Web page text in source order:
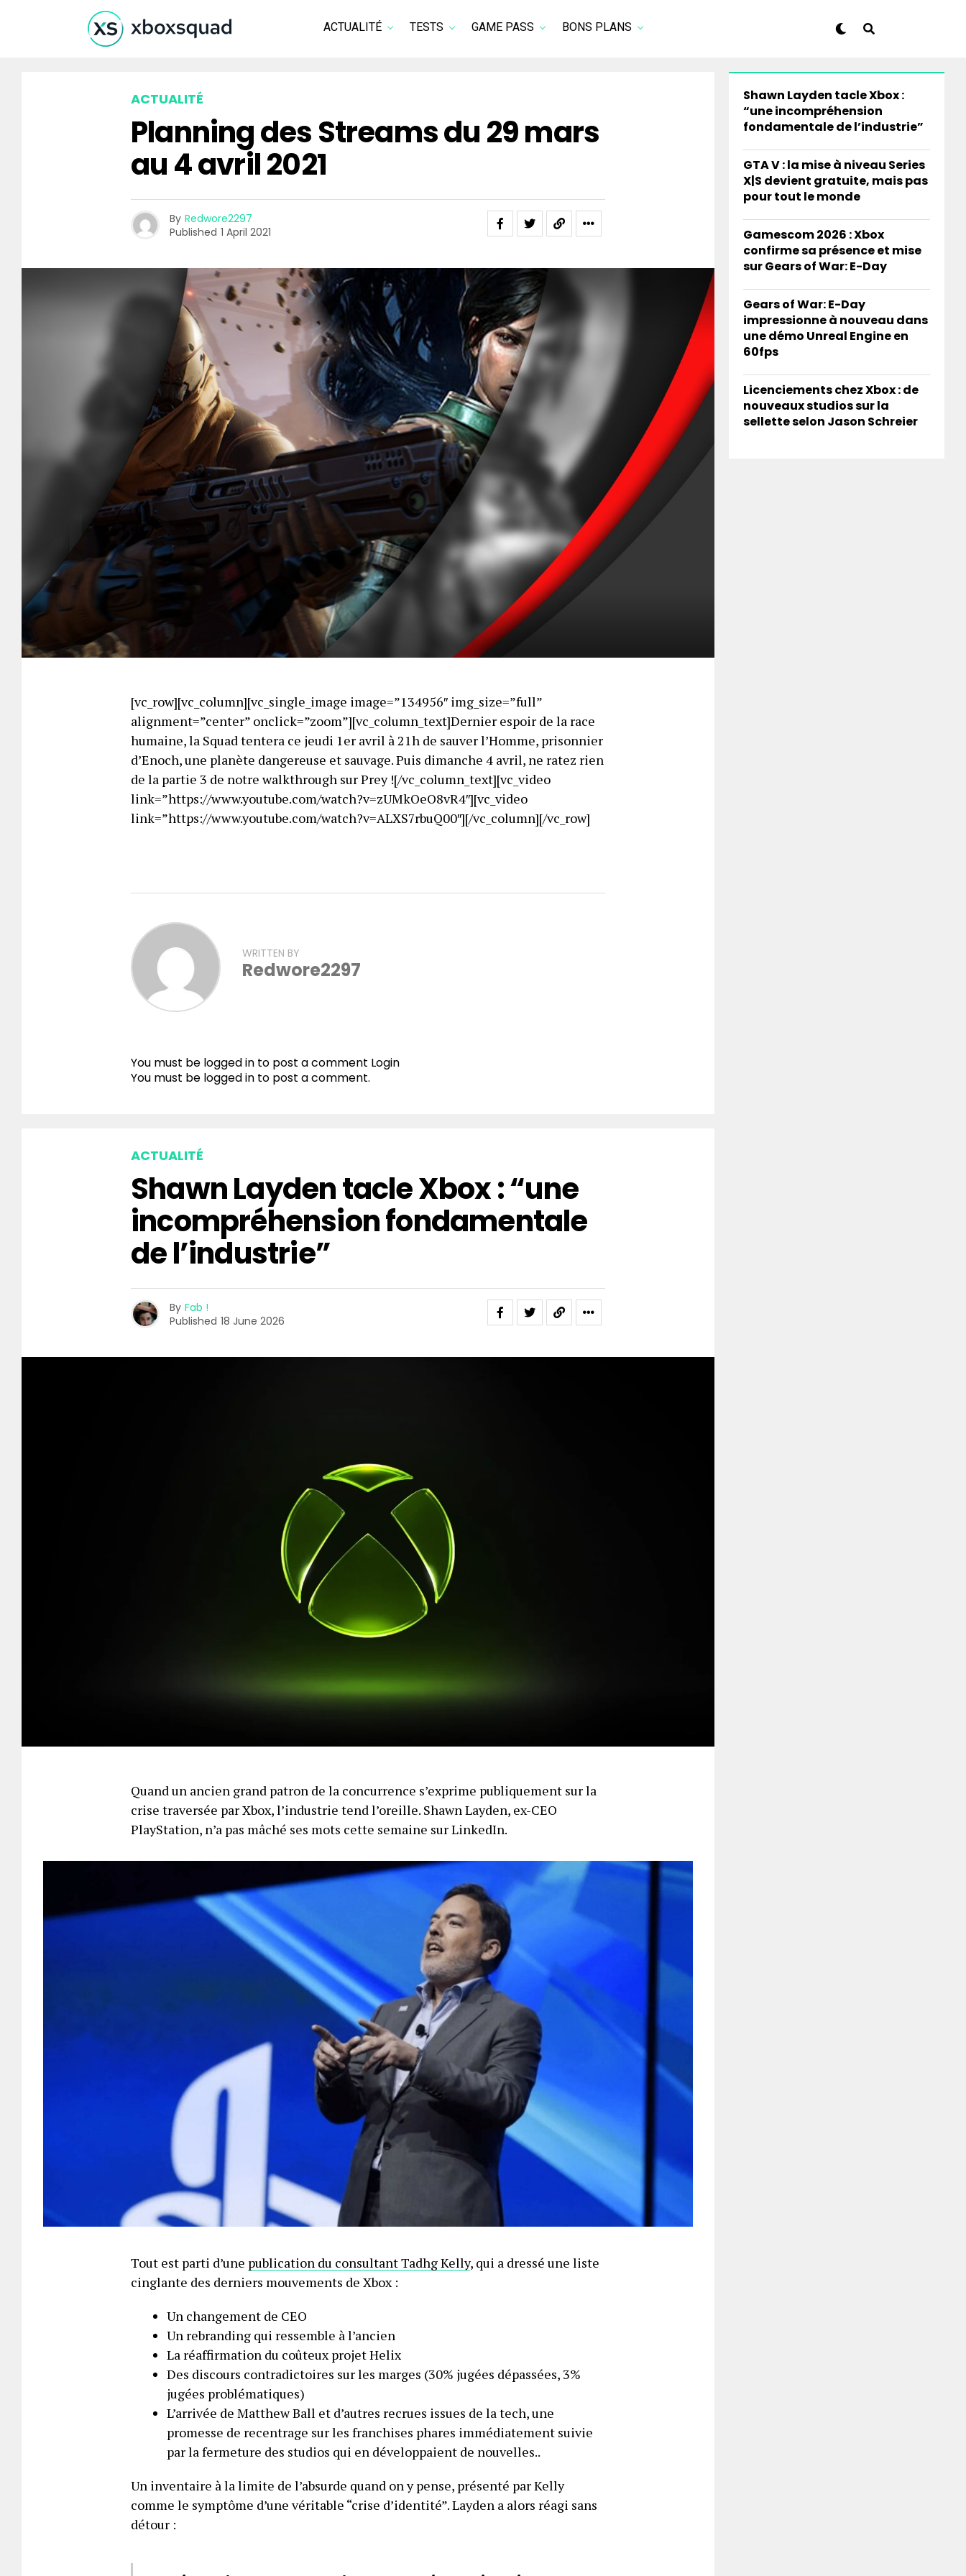
ACTUALITÉ TESTS GAME PASS BONS PLANS
ACTUALITÉ
Planning des Streams du 29 mars
au 4 avril 2021
By Redwore2297
Published 1 April 2021
[vc_row][vc_column][vc_single_image image=”134956″ img_size=”full”
alignment=”center” onclick=”zoom”][vc_column_text]Dernier espoir de la race
humaine, la Squad tentera ce jeudi 1er avril à 21h de sauver l’Homme, prisonnier
d’Enoch, une planète dangereuse et sauvage. Puis dimanche 4 avril, ne ratez rien
de la partie 3 de notre walkthrough sur Prey ![/vc_column_text][vc_video
link=”https://www.youtube.com/watch?v=zUMkOeO8vR4″][vc_video
link=”https://www.youtube.com/watch?v=ALXS7rbuQ00″][/vc_column][/vc_row]
WRITTEN BY
Redwore2297
You must be logged in to post a comment Login
You must be logged in to post a comment.
ACTUALITÉ
Shawn Layden tacle Xbox : “une
incompréhension fondamentale
de l’industrie”
By Fab !
Published 18 June 2026
Quand un ancien grand patron de la concurrence s’exprime publiquement sur la
crise traversée par Xbox, l’industrie tend l’oreille. Shawn Layden, ex-CEO
PlayStation, n’a pas mâché ses mots cette semaine sur LinkedIn.
Tout est parti d’une publication du consultant Tadhg Kelly, qui a dressé une liste
cinglante des derniers mouvements de Xbox :
Un changement de CEO
Un rebranding qui ressemble à l’ancien
La réaffirmation du coûteux projet Helix
Des discours contradictoires sur les marges (30% jugées dépassées, 3%
jugées problématiques)
L’arrivée de Matthew Ball et d’autres recrues issues de la tech, une
promesse de recentrage sur les franchises phares immédiatement suivie
par la fermeture des studios qui en développaient de nouvelles..
Un inventaire à la limite de l’absurde quand on y pense, présenté par Kelly
comme le symptôme d’une véritable “crise d’identité”. Layden a alors réagi sans
détour :
Shawn Layden tacle Xbox :
“une incompréhension
fondamentale de l’industrie”
GTA V : la mise à niveau Series
X|S devient gratuite, mais pas
pour tout le monde
Gamescom 2026 : Xbox
confirme sa présence et mise
sur Gears of War: E-Day
Gears of War: E-Day
impressionne à nouveau dans
une démo Unreal Engine en
60fps
Licenciements chez Xbox : de
nouveaux studios sur la
sellette selon Jason Schreier